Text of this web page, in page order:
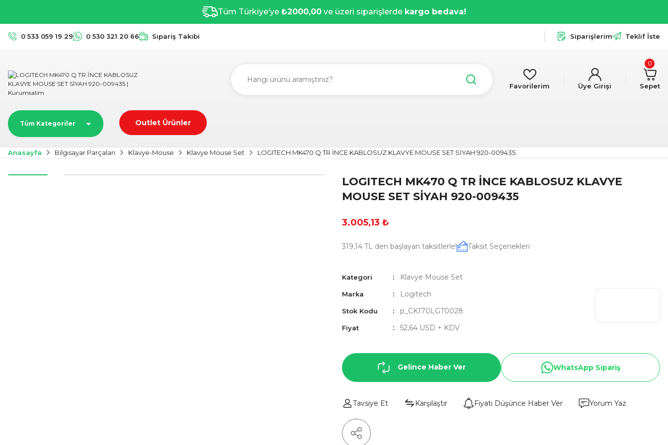
Tüm Türkiye’ye ₺2000,00 ve üzeri siparişlerde kargo bedava!
0 533 059 19 29 0 530 321 20 66 Sipariş Takibi Siparişlerim Teklif İste
Favorilerim Üye Girişi Sepet
0
Tüm Kategoriler Outlet Ürünler
Anasayfa Bilgisayar Parçaları Klavye-Mouse Klavye Mouse Set LOGITECH MK470 Q TR İNCE KABLOSUZ KLAVYE MOUSE SET SİYAH 920-009435
LOGITECH MK470 Q TR İNCE KABLOSUZ KLAVYE
MOUSE SET SİYAH 920-009435
3.005,13 ₺
319,14 TL den başlayan taksitlerle! Taksit Seçenekleri
Kategori Klavye Mouse Set
Marka Logitech
Stok Kodu p_CK170LGT0028
Fiyat 52,64 USD + KDV
Gelince Haber Ver WhatsApp Sipariş
Tavsiye Et Karşılaştır Fiyatı Düşünce Haber Ver Yorum Yaz